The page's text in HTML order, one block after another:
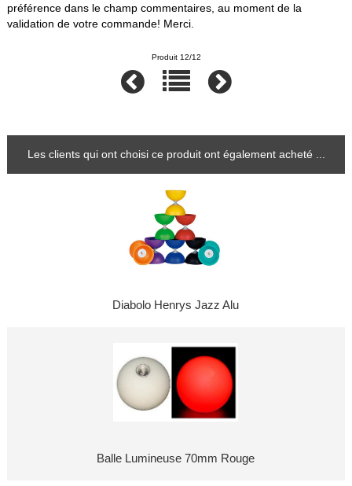
préférence dans le champ commentaires, au moment de la
validation de votre commande! Merci.
Produit 12/12
Les clients qui ont choisi ce produit ont également acheté ...
Diabolo Henrys Jazz Alu
Balle Lumineuse 70mm Rouge